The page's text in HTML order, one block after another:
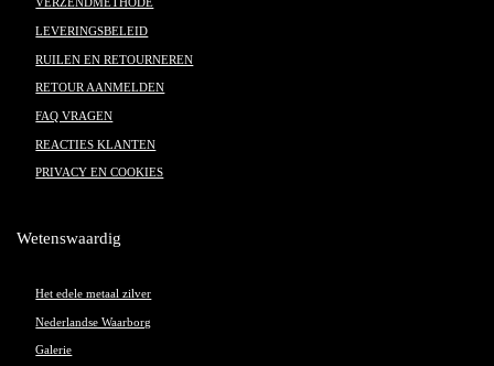
VERZENDMETHODE
LEVERINGSBELEID
RUILEN EN RETOURNEREN
RETOUR AANMELDEN
FAQ VRAGEN
REACTIES KLANTEN
PRIVACY EN COOKIES
Wetenswaardig
Het edele metaal zilver
Nederlandse Waarborg
Galerie